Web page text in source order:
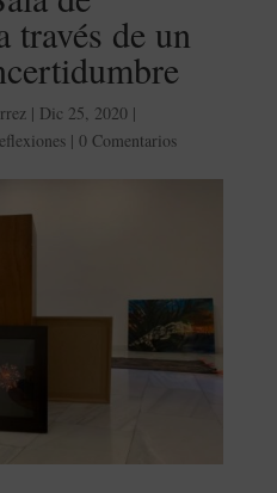
través de un
| Dic 25, 2020|
| 0 Comentarios